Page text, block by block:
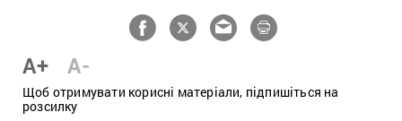
A+ A-
Щоб отримувати корисні матеріали, підпишіться на
розсилку